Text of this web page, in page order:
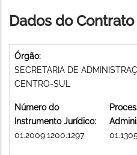
Dados do Contrato
Órgão:
SECRETARIA DE
CENTRO-SUL
Número do
Instrumento Jurídico:
01.2009.1200.1297